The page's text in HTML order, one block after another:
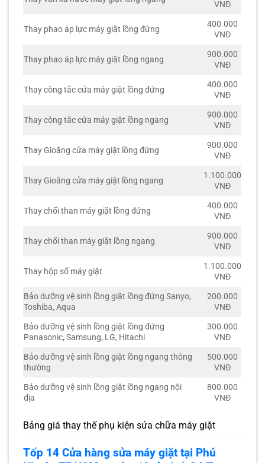
VNĐ
Thay phao áp lực máy giặt lồng đứng
400.000
VNĐ
Thay phao áp lực máy giặt lồng ngang
900.000
VNĐ
Thay công tắc cửa máy giặt lồng đứng
400.000
VNĐ
Thay công tắc cửa máy giặt lồng ngang
900.000
VNĐ
Thay Gioăng cửa máy giặt lồng đứng
900.000
VNĐ
Thay Gioăng cửa máy giặt lồng ngang
1.100.000
VNĐ
Thay chổi than máy giặt lồng đứng
400.000
VNĐ
Thay chổi than máy giặt lồng ngang
900.000
VNĐ
Thay hộp số máy giặt
1.100.000
VNĐ
Bảo dưỡng vệ sinh lồng giặt lồng đứng Sanyo,
Toshiba, Aqua
200.000
VNĐ
Bảo dưỡng vệ sinh lồng giặt lồng đứng
Panasonic, Samsung, LG, Hitachi
300.000
VNĐ
Bảo dưỡng vệ sinh lồng giặt lồng ngang thông
thường
500.000
VNĐ
Bảo dưỡng vệ sinh lồng giặt lồng ngang nội
địa
800.000
VNĐ
Bảng giá thay thế phụ kiện sửa chữa máy giặt
Tốp 14 Cửa hàng sửa máy giặt tại Phú